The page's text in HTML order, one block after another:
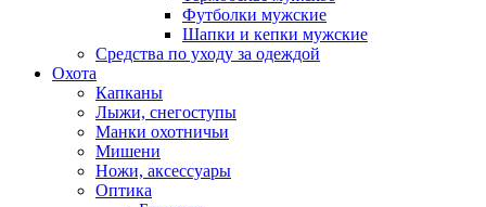
Футболки мужские
Шапки и кепки мужские
Средства по уходу за одеждой
Охота
Капканы
Лыжи, снегоступы
Манки охотничьи
Мишени
Ножи, аксессуары
Оптика